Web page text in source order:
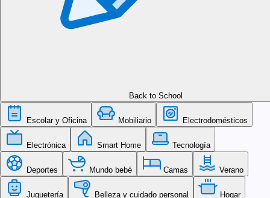
Back to School
Escolar y Oficina Mobiliario Electrodomésticos
Electrónica Smart Home Tecnología
Deportes Mundo bebé Camas Verano
Juguetería Belleza y cuidado personal Hogar